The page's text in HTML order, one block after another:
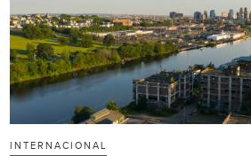
INTERNACIONAL